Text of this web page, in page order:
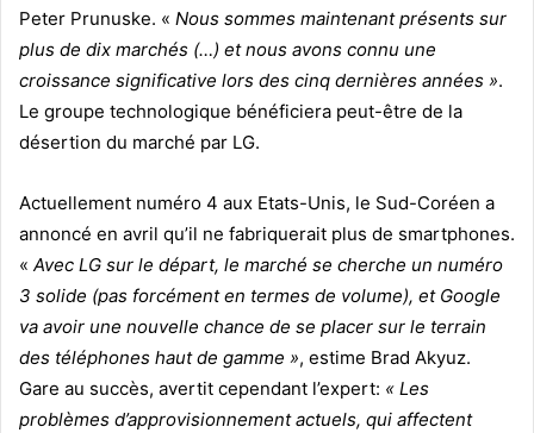
Peter Prunuske. « Nous sommes maintenant présents sur
plus de dix marchés (…) et nous avons connu une
croissance significative lors des cinq dernières années ».
Le groupe technologique bénéficiera peut-être de la
désertion du marché par LG.
Actuellement numéro 4 aux Etats-Unis, le Sud-Coréen a
annoncé en avril qu’il ne fabriquerait plus de smartphones.
« Avec LG sur le départ, le marché se cherche un numéro
3 solide (pas forcément en termes de volume), et Google
va avoir une nouvelle chance de se placer sur le terrain
des téléphones haut de gamme », estime Brad Akyuz.
Gare au succès, avertit cependant l’expert: « Les
problèmes d’approvisionnement actuels, qui affectent